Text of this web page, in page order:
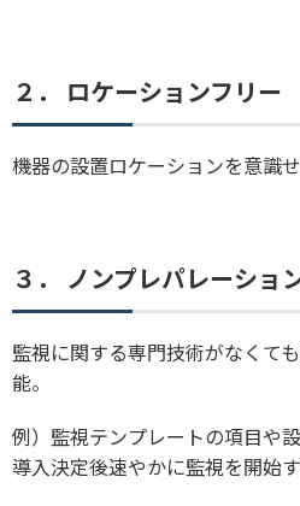
２． ロケーションフリー
機器の設置ロケーションを意識
３． ノンプレパレーショ
監視に関する専門技術がなくて
能。
例）監視テンプレートの項目や
導入決定後速やかに監視を開始